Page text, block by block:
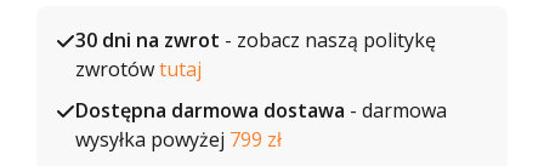
30 dni na zwrot - zobacz naszą politykę
zwrotówtutaj
Dostępna darmowa dostawa - darmowa
wysyłka powyżej 799 zł